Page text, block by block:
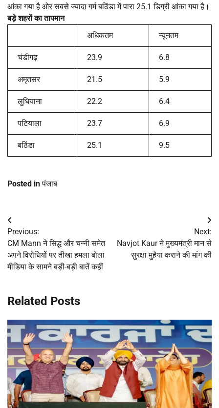
आंका गया है ओर सबसे ज्यादा गर्म बठिंडा में पारा 25.1 डिग्री आंका गया है।
बड़े शहरों का तापमान
अधिकतम
न्यूनतम
चंडीगढ़ 23.9 6.8
अमृतसर 21.5 5.9
लुधियाना 22.2 6.4
पटियाला 23.7 6.9
बठिंडा 25.1 9.5
Posted inपंजाब
Post
navigation
Previous:
CM Mann ने सिद्ध और चन्नी समेत
अपने विरोधियों पर तीखा हमला बोला
मीडिया के सामने बड़ी-बड़ी बातें कहीं
Next:
Navjot Kaur ने मुख्यमंत्री मान से
सुरक्षा मुहैया कराने की मांग की
Related Posts